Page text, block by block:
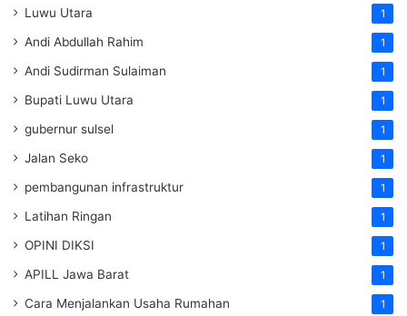
Luwu Utara 1
Andi Abdullah Rahim 1
Andi Sudirman Sulaiman 1
Bupati Luwu Utara 1
gubernur sulsel 1
Jalan Seko 1
pembangunan infrastruktur 1
Latihan Ringan 1
OPINI DIKSI 1
APILL Jawa Barat 1
Cara Menjalankan Usaha Rumahan 1